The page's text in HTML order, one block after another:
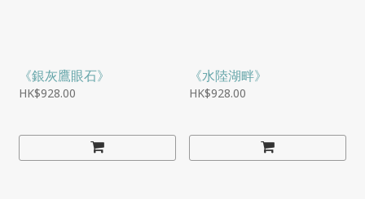
《銀灰鷹眼石》
HK$928.00
《水陸湖畔》
HK$928.00